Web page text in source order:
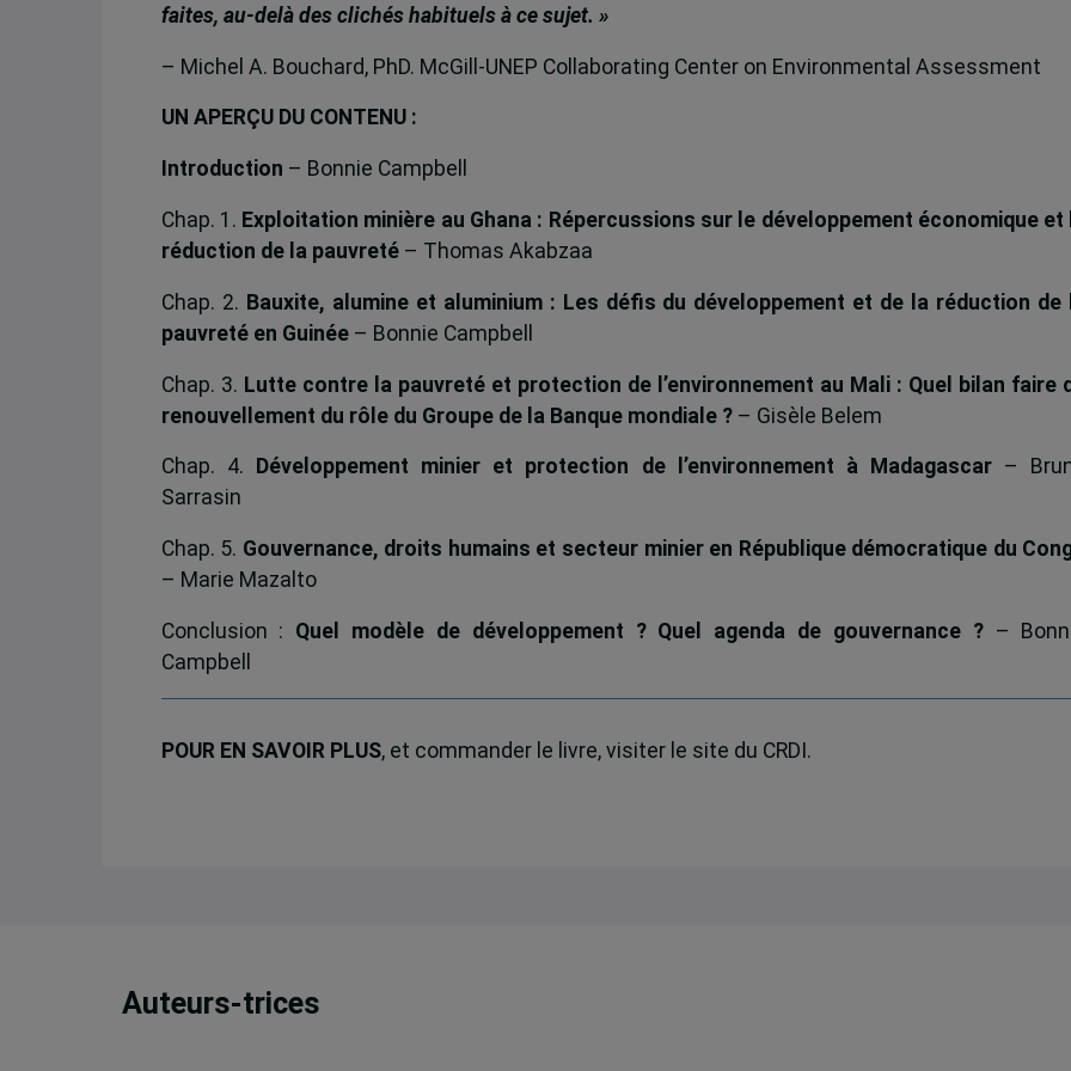
faites, au-delà des clichés habituels à ce sujet. »
– Michel A. Bouchard, PhD. McGill-UNEP Collaborating Center on Environmental Assessment
UN APERÇU DU CONTENU :
Introduction – Bonnie Campbell
Chap. 1. Exploitation minière au Ghana : Répercussions sur le développement économique et
réduction de la pauvreté– Thomas Akabzaa
Chap. 2. Bauxite, alumine et aluminium : Les défis du développement et de la réduction de
pauvreté en Guinée– Bonnie Campbell
Chap. 3. Lutte contre la pauvreté et protection de l’environnement au Mali : Quel bilan faire
renouvellement du rôle du Groupe de la Banque mondiale ?– Gisèle Belem
Chap. 4. Développement minier et protection de l’environnement à Madagascar –
Sarrasin
Chap. 5. Gouvernance, droits humains et secteur minier en République démocratique du
– Marie Mazalto
Conclusion : Quel modèle de développement ? Quel agenda de gouvernance ?–
Campbell
POUR EN SAVOIR PLUS, et commander le livre, visiter le site du CRDI.
Auteurs-trices